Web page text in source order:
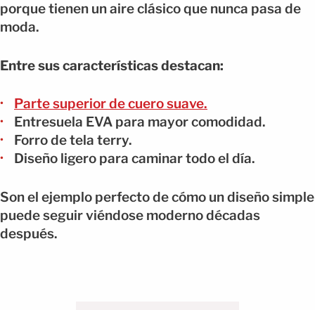
porque tienen un aire clásico que nunca pasa de
moda.
Entre sus características destacan:
Parte superior de cuero suave.
Entresuela EVA para mayor comodidad.
Forro de tela terry.
Diseño ligero para caminar todo el día.
Son el ejemplo perfecto de cómo un diseño simple
puede seguir viéndose moderno décadas
después.